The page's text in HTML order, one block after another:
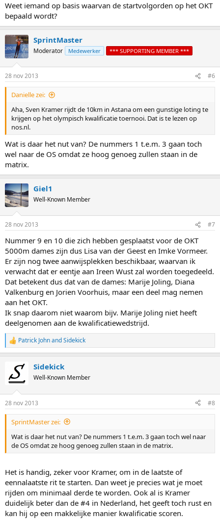
Weet iemand op basis waarvan de startvolgorden op het OKT
bepaald wordt?
SprintMaster
Moderator Medewerker *** SUPPORTING MEMBER ***
28 nov 2013 #6
Danielle zei:
Aha, Sven Kramer rijdt de 10km in Astana om een gunstige loting te
krijgen op het olympisch kwalificatie toernooi. Dat is te lezen op
nos.nl.
Wat is daar het nut van? De nummers 1 t.e.m. 3 gaan toch
wel naar de OS omdat ze hoog genoeg zullen staan in de
matrix.
Giel1
Well-Known Member
28 nov 2013 #7
Nummer 9 en 10 die zich hebben gesplaatst voor de OKT
5000m dames zijn dus Lisa van der Geest en Imke Vormeer.
Er zijn nog twee aanwijsplekken beschikbaar, waarvan ik
verwacht dat er eentje aan Ireen Wust zal worden toegedeeld.
Dat betekent dus dat van de dames: Marije Joling, Diana
Valkenburg en Jorien Voorhuis, maar een deel mag nemen
aan het OKT.
Ik snap daarom niet waarom bijv. Marije Joling niet heeft
deelgenomen aan de kwalificatiewedstrijd.
R
e
t
i
s
:
Patrick JohnandSidekick
Sidekick
Well-Known Member
28 nov 2013 #8
SprintMaster zei:
Wat is daar het nut van? De nummers 1 t.e.m. 3 gaan toch wel naar
de OS omdat ze hoog genoeg zullen staan in de matrix.
Het is handig, zeker voor Kramer, om in de laatste of
eennalaatste rit te starten. Dan weet je precies wat je moet
rijden om minimaal derde te worden. Ook al is Kramer
duidelijk beter dan de #4 in Nederland, het geeft toch rust en
kan hij op een makkelijke manier kwalificatie scoren.